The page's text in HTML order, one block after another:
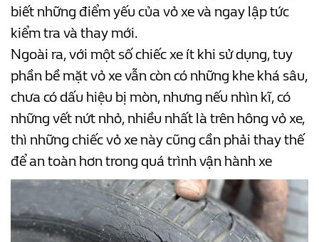
biết những điểm yếu của vỏ xe và ngay lập tức
kiểm tra và thay mới.
Ngoài ra, với một số chiếc xe ít khi sử dụng, tuy
phần bề mặt vỏ xe vẫn còn có những khe khá sâu,
chưa có dấu hiệu bị mòn, nhưng nếu nhìn kĩ, có
những vết nứt nhỏ, nhiều nhất là trên hông vỏ xe,
thì những chiếc vỏ xe này cũng cần phải thay thế
để an toàn hơn trong quá trình vận hành xe